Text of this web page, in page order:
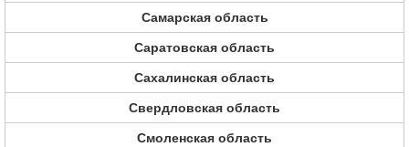
Самарская область
Саратовская область
Сахалинская область
Свердловская область
Смоленская область